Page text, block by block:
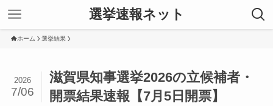
選挙速報ネット
ホーム 選挙結果
滋賀県知事選挙2026の立候補者・
開票結果速報【7月5日開票】
2026
7/06